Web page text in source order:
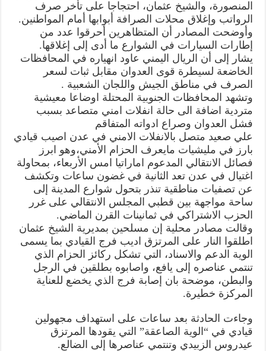
المنصورة، والشيخ عثمان، احتجاجا على تأخر صرف
الرواتب وإغلاق محلات الصرافة أبوابها أمام المواطنين.
وأوضحت المصادر أن المتظاهرين أحرقوا عدد من
إطارات السيارات في الشوارع ما أدى إلى إغلاقها.
يشار إلى أن الريال اليمني عاود انهياره في المحافظات
الخاضعة لسيطرة قوى العدوان مقابل ثبات لسعر
الصرف في مناطق الجيش واللجان الشعبية .
وتشهد المحافظات الجنوبية المحتلة اوضاعا معيشية
متردية اضافة الى حالة انفلات امني متصاعد بسبب
فشل العدوان وصراع ادواته المتفاقم
علي صعيد متصل بالانفلات الامني في عدن اصيب قيادي
بارز في مليشيات مايعرف الحزام الأمني،وهو ابرز
فصائل الانتقالي المدعوم اماراتيا امس الأربعاء، بمحاولة
اغتيال في عدن تعد الثانية في غضون ساعات وتكشف
عن تصفيات مناطقية تنذر بتحول شوارع المدينة إلى
ساحة مواجهة بين قطبي المجلس الانتقالي على غرر
الحزب الاشتراكي في ثمانينات القرن الماضي.
وقالت مصادر محلية إن مسلحين بمديرية الشيخ عثمان
اطلقوا النار على المرتزق اديب فرج القيادي بما يسمى
الوية الدعم والاسناد، التي تشكل ركائز الحزام الذي
تنتمي عناصره إلى يافع، واصابوه بطلقين في الرجل
والبطن، موضحة بان إصابة فرج الذي يخضع للعناية
المركزة خطيرة.
وجاءت الحادثة بعد ساعات على استهداف مجهولين
قيادي في “الوية الصاعقة” التي يقودها المرتزق
عيدروس الزبيدي وتنتمي عناصرها إلى الضالع.